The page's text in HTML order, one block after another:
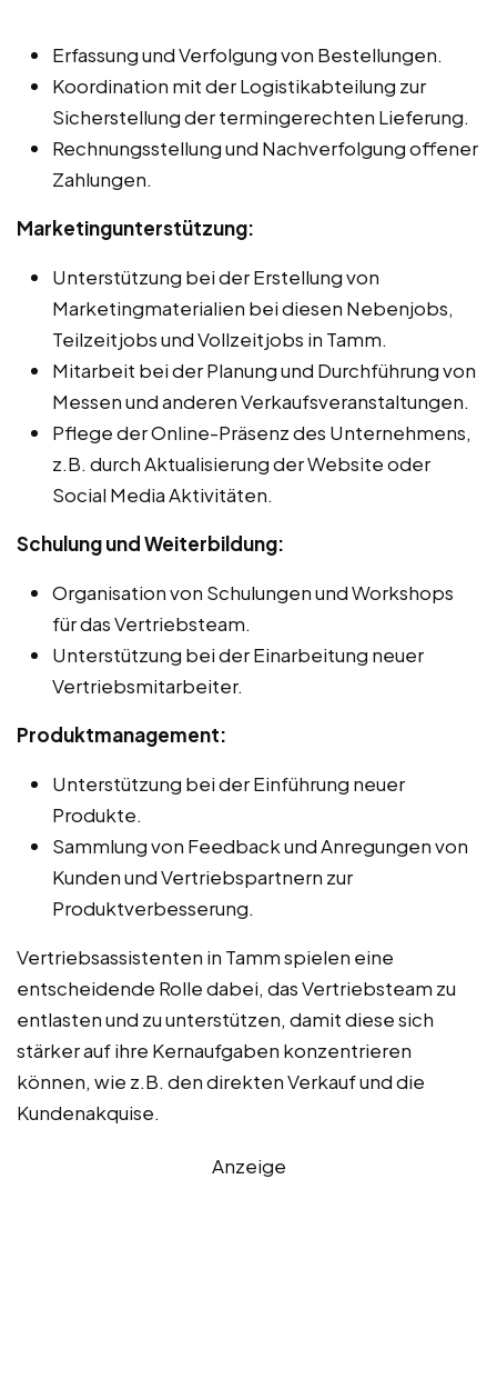
Erfassung und Verfolgung von Bestellungen.
Koordination mit der Logistikabteilung zur
Sicherstellung der termingerechten Lieferung.
Rechnungsstellung und Nachverfolgung offener
Zahlungen.
Marketingunterstützung:
Unterstützung bei der Erstellung von
Marketingmaterialien bei diesen Nebenjobs,
Teilzeitjobs und Vollzeitjobs in Tamm.
Mitarbeit bei der Planung und Durchführung von
Messen und anderen Verkaufsveranstaltungen.
Pflege der Online-Präsenz des Unternehmens,
z.B. durch Aktualisierung der Website oder
Social Media Aktivitäten.
Schulung und Weiterbildung:
Organisation von Schulungen und Workshops
für das Vertriebsteam.
Unterstützung bei der Einarbeitung neuer
Vertriebsmitarbeiter.
Produktmanagement:
Unterstützung bei der Einführung neuer
Produkte.
Sammlung von Feedback und Anregungen von
Kunden und Vertriebspartnern zur
Produktverbesserung.
Vertriebsassistenten in Tamm spielen eine
entscheidende Rolle dabei, das Vertriebsteam zu
entlasten und zu unterstützen, damit diese sich
stärker auf ihre Kernaufgaben konzentrieren
können, wie z.B. den direkten Verkauf und die
Kundenakquise.
Anzeige